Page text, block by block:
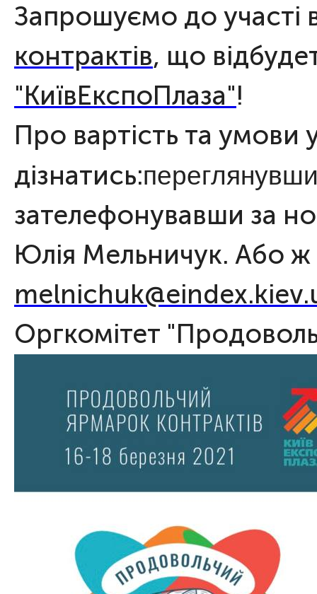
Запрошуємо до участі
контрактів, що
"КиївЕкспоПлаза"!
Про вартість та умови
дізнатись:
зателефонувавши за
Юлія Мельничук. Або ж
Оргкомітет